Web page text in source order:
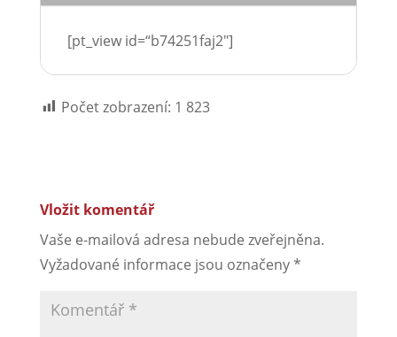
[pt_view id=“b74251faj2″]
Počet zobrazení: 1 823
Vložit komentář
Vaše e-mailová adresa nebude zveřejněna.
Vyžadované informace jsou označeny*